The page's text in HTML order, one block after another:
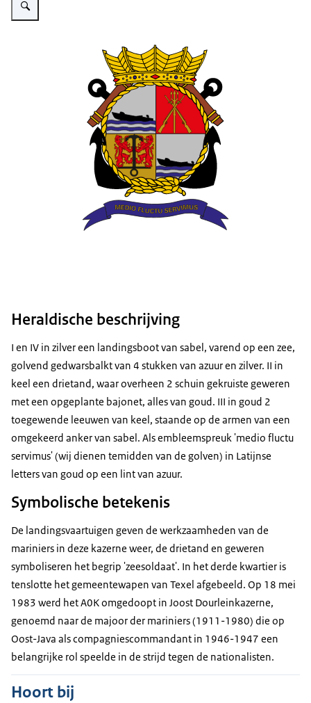
Heraldische beschrijving
I en IV in zilver een landingsboot van sabel, varend op een zee,
golvend gedwarsbalkt van 4 stukken van azuur en zilver. II in
keel een drietand, waar overheen 2 schuin gekruiste geweren
met een opgeplante bajonet, alles van goud. III in goud 2
toegewende leeuwen van keel, staande op de armen van een
omgekeerd anker van sabel. Als embleemspreuk 'medio fluctu
servimus' (wij dienen temidden van de golven) in Latijnse
letters van goud op een lint van azuur.
Symbolische betekenis
De landingsvaartuigen geven de werkzaamheden van de
mariniers in deze kazerne weer, de drietand en geweren
symboliseren het begrip 'zeesoldaat'. In het derde kwartier is
tenslotte het gemeentewapen van Texel afgebeeld. Op 18 mei
1983 werd het A0K omgedoopt in Joost Dourleinkazerne,
genoemd naar de majoor der mariniers (1911-1980) die op
Oost-Java als compagniescommandant in 1946-1947 een
belangrijke rol speelde in de strijd tegen de nationalisten.
Hoort bij